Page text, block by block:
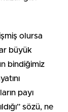
olursa
büyük
bindiğimiz
payı
sözü, ne